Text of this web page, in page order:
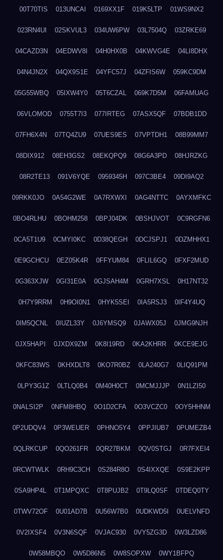
00T70TIS 013UNCAI 0169XX1F 019K5LTP 01WS9NX2
023RN4UI 02SKVUL3 034UW6PW 03L7504Q 03ZRKE69
04CAZD3N 04EDWV8I 04H0HX0B 04KWVG4E 04LI8DHX
04N4JN2X 04QX9S1E 04YFC57J 04ZFIS6W 059KC9DM
05G55WBQ 05IXW4Y0 05T6CZAL 069K7D5M 06FAMUAG
06VLOMOD 0755T7I3 077IRTEG 07ASX5QF 07BDB1DD
07FH6X4N 07TQ4ZU9 07UES9ES 07VPTDH1 08B99MM7
08DIX912 08EH3GS2 08EKQPQ9 08G6A3PD 08HJRZKG
08R2TE13 091V6YQE 0959345H 097C3BE4 09DI9AQ2
09RKK0JO 0A54G2WE 0A7RXWXI 0AG4NTTC 0AYXMFKC
0BO4RLHU 0BOHM258 0BPJ04DK 0BSHJVOT 0C9RGFN6
0CA5T1U9 0CMYI0KC 0D38QEGH 0DCJSPJ1 0DZMHHX1
0E9GCHCU 0EZ05K4R 0FFYUM84 0FLIL6GQ 0FXF2MUD
0G363XJW 0GI31E0A 0GJSAH4M 0GRH7XSL 0H17NT32
0H7Y9RRM 0H9OI0N1 0HYK5SEI 0IA5RSJ3 0IF4Y4UQ
0IM5QCNL 0IUZL33Y 0J6YMSQ9 0JAWX05J 0JMG9NJH
0JX5HAPI 0JXDX9ZM 0K8I19RD 0KA2KHRR 0KCE9EJG
0KFC83WS 0KHXDLT8 0KO7R0BZ 0LA240G7 0LIQ91PM
0LPY3G1Z 0LTLQ0B4 0M40H0CT 0MCMJJJP 0N1LZI50
0NALSI2P 0NFM8HBQ 0O1D2CFA 0O3VCZC0 0OY5HHNM
0P2UDQV4 0P3WEUER 0PHNO5Y4 0PPJIUB7 0PUMEZB4
0QLRKCUP 0QO261FR 0QR27BKM 0QV0STGJ 0R7FXEI4
0RCWTWLK 0RH9C3CH 0S284R8O 0S4IXXQE 0S9E2KPP
0SA9HP4L 0T1MPQXC 0T8PUJB2 0T9LQ0SF 0TDEQ0TY
0TWV72OF 0U01AD7B 0U56W7B0 0UDKWD5I 0UELVNFD
0V2IXSF4 0V3N6SQF 0VJAC930 0VY5ZG3D 0W3LZD86
0W58MBQO 0W5D86N5 0W8SOPXW 0WY1BFPQ